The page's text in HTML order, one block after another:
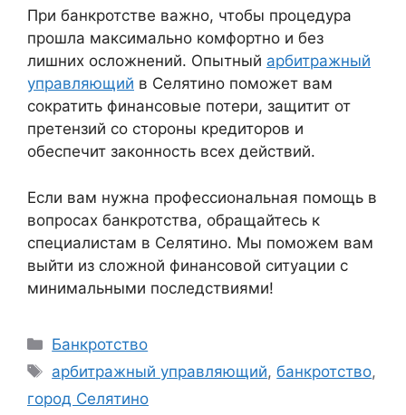
При банкротстве важно, чтобы процедура
прошла максимально комфортно и без
лишних осложнений. Опытный арбитражный
управляющий в Селятино поможет вам
сократить финансовые потери, защитит от
претензий со стороны кредиторов и
обеспечит законность всех действий.
Если вам нужна профессиональная помощь в
вопросах банкротства, обращайтесь к
специалистам в Селятино. Мы поможем вам
выйти из сложной финансовой ситуации с
минимальными последствиями!
Рубрики
Банкротство
Метки
арбитражный управляющий,банкротство,
город Селятино